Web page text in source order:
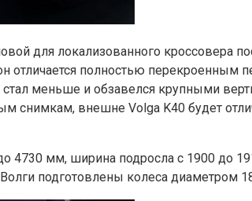
для локализованного кроссовера
отличается полностью
меньше и обзавелся крупными
снимкам, внешне Volga K40 будет
4730 мм, ширина подросла с 1900 до
подготовлены колеса диаметром